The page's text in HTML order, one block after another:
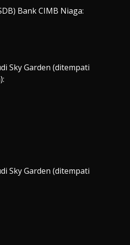
Bank CIMB Niaga:
Sky Garden (ditempati
Sky Garden (ditempati